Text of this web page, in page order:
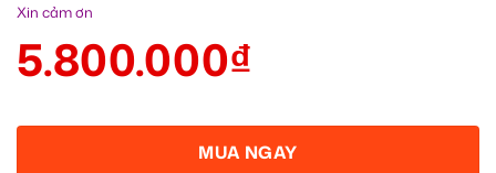
Xin cảm ơn
5.800.000₫
MUA NGAY